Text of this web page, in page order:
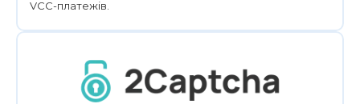
VCC-платежів.